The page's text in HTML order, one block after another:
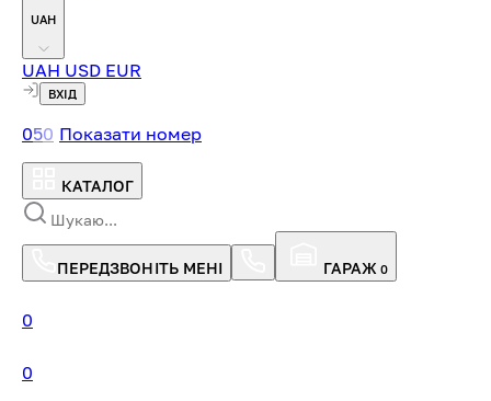
UAH
UAH USD EUR
ВХІД
050 Показати номер
КАТАЛОГ
ПЕРЕДЗВОНІТЬ МЕНІ ГАРАЖ 0
0
0